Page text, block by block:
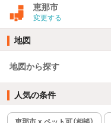
恵那市
変更する
地図
地図から探す
人気の条件